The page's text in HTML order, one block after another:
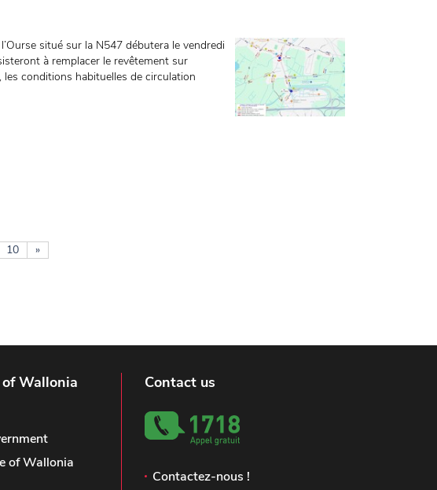
situé sur la N547 débutera le vendredi
à remplacer le revêtement sur
les conditions habituelles de circulation
10 »
Wallonia
of Wallonia
Contact us
Contactez-nous !